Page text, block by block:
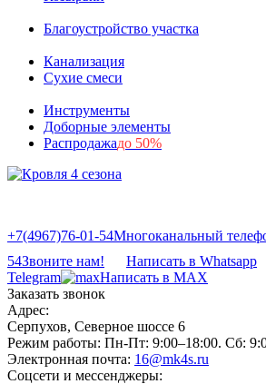
Благоустройство участка
Канализация
Сухие смеси
Инструменты
Доборные элементы
Распродажадо 50%
+7(4967)76-01-54Многоканальный
54Звоните нам! Написать в Whatsapp
Telegram
Написать в MAX
Заказать звонок
Адрес:
Серпухов, Северное шоссе 6
Режим работы: Пн-Пт: 9:00–18:00. Сб:
Электронная почта: 16@mk4s.ru
Соцсети и мессенджеры: